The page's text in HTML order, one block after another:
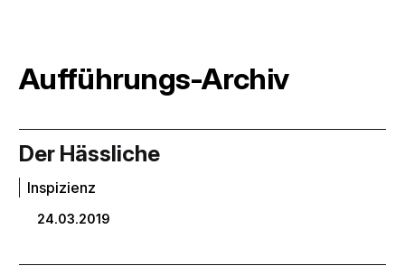
Aufführungs-Archiv
Der Hässliche
Inspizienz
24.03.2019